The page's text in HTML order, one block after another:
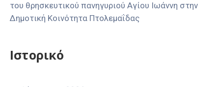
του θρησκευτικού πανηγυριού Αγίου Ιωάννη στην
Δημοτική Κοινότητα Πτολεμαΐδας
Ιστορικό